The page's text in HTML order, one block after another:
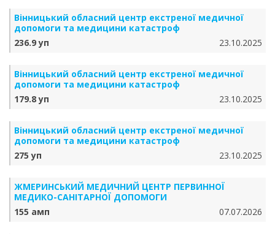
Вінницький обласний центр екстреної медичної
допомоги та медицини катастроф
236.9 уп
23.10.2025
Вінницький обласний центр екстреної медичної
допомоги та медицини катастроф
179.8 уп
23.10.2025
Вінницький обласний центр екстреної медичної
допомоги та медицини катастроф
275 уп
23.10.2025
ЖМЕРИНСЬКИЙ МЕДИЧНИЙ ЦЕНТР ПЕРВИННОЇ
МЕДИКО-САНІТАРНОЇ ДОПОМОГИ
155 амп
07.07.2026